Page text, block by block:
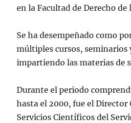
en la Facultad de Derecho de
Se ha desempeñado como
múltiples cursos, seminarios
impartiendo las materias de
Durante el periodo
hasta el 2000, fue el Director
Servicios Científicos del